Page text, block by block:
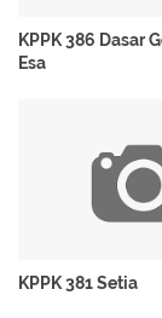
KPPK 386 Dasar
Esa
KPPK 381 Setia